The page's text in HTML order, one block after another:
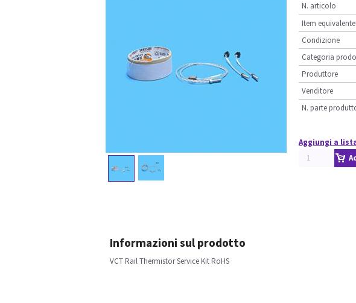
N. articolo
Item equivalente
Condizione
Categoria
Produttore
Venditore
N. parte
Aggiungi a
Informazioni sul prodotto
VCT Rail Thermistor Service Kit RoHS